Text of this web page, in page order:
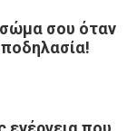
σώμα σου όταν